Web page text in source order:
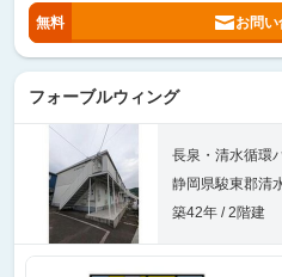
無料 お問
フォーブルウィング
長泉・清水循環
静岡県駿東郡清
築42年 / 2階建